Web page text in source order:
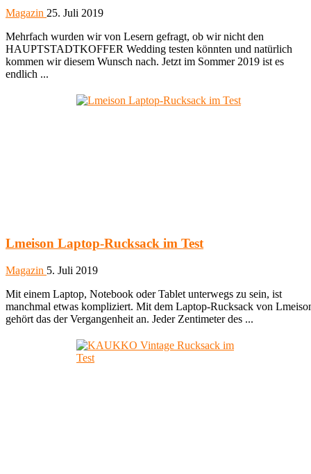
Magazin 25. Juli 2019
Mehrfach wurden wir von Lesern gefragt, ob wir nicht den
HAUPTSTADTKOFFER Wedding testen könnten und natürlich
kommen wir diesem Wunsch nach. Jetzt im Sommer 2019 ist es
endlich ...
Lmeison Laptop-Rucksack im Test
Magazin 5. Juli 2019
Mit einem Laptop, Notebook oder Tablet unterwegs zu sein, ist
manchmal etwas kompliziert. Mit dem Laptop-Rucksack von
gehört das der Vergangenheit an. Jeder Zentimeter des ...